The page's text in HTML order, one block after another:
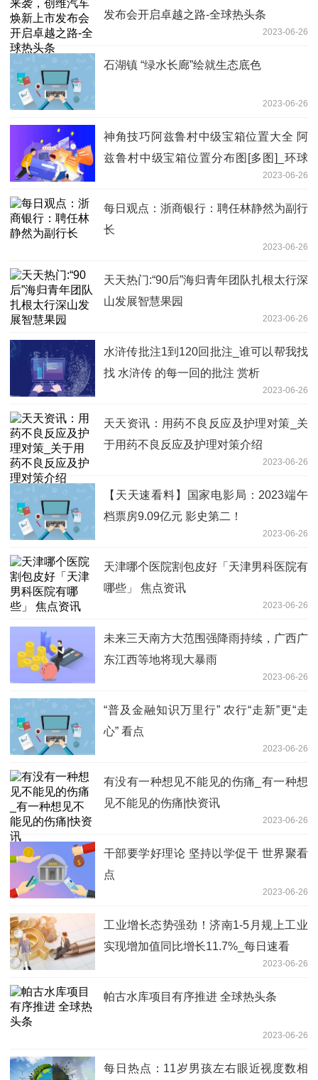
发布会开启卓越之路-全球热头条
2023-06-26
石湖镇 “绿水长廊”绘就生态底色
2023-06-26
神角技巧阿兹鲁村中级宝箱位置大全 阿
兹鲁村中级宝箱位置分布图[多图]_环球
2023-06-26
每日观点：浙商银行：聘任林静然为副行
长
2023-06-26
天天热门:“90后”海归青年团队扎根太行深
山发展智慧果园
2023-06-26
水浒传批注1到120回批注_谁可以帮我找
找 水浒传 的每一回的批注 赏析
2023-06-26
天天资讯：用药不良反应及护理对策_关
于用药不良反应及护理对策介绍
2023-06-26
【天天速看料】国家电影局：2023端午
档票房9.09亿元 影史第二！
2023-06-26
天津哪个医院割包皮好「天津男科医院有
哪些」 焦点资讯
2023-06-26
未来三天南方大范围强降雨持续，广西广
东江西等地将现大暴雨
2023-06-26
“普及金融知识万里行” 农行“走新”更“走
心” 看点
2023-06-26
有没有一种想见不能见的伤痛_有一种想
见不能见的伤痛|快资讯
2023-06-26
干部要学好理论 坚持以学促干 世界聚看
点
2023-06-26
工业增长态势强劲！济南1-5月规上工业
实现增加值同比增长11.7%_每日速看
2023-06-26
帕古水库项目有序推进 全球热头条
2023-06-26
每日热点：11岁男孩左右眼近视度数相